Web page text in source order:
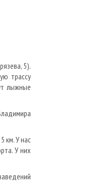
5).
трассу
лыжные
км. У нас
У них